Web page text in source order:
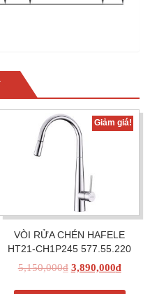
Giảm giá!
VÒI RỬA CHÉN HAFELE
HT21-CH1P245 577.55.220
5,150,000₫ 3,890,000₫